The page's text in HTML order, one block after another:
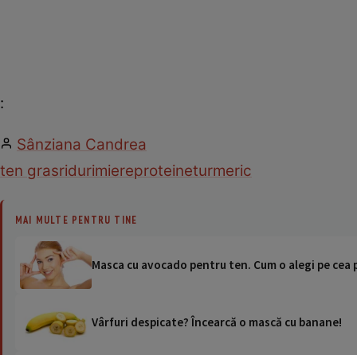
:
Sânziana Candrea
ten grasridurimiereproteineturmeric
MAI MULTE PENTRU TINE
Masca cu avocado pentru ten. Cum o alegi pe
Vârfuri despicate? Încearcă o mască cu banane!